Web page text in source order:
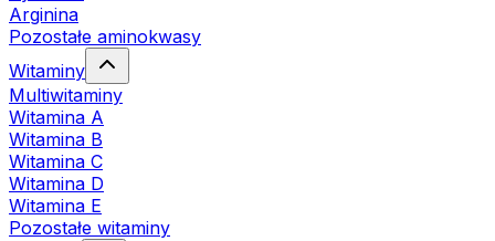
Arginina
Pozostałe aminokwasy
Witaminy
Multiwitaminy
Witamina A
Witamina B
Witamina C
Witamina D
Witamina E
Pozostałe witaminy